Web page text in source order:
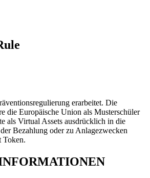
erarbeitet. Die
die Europäische Union als Musterschüler
als Virtual Assets ausdrücklich in die
Bezahlung oder zu Anlagezwecken
Token.